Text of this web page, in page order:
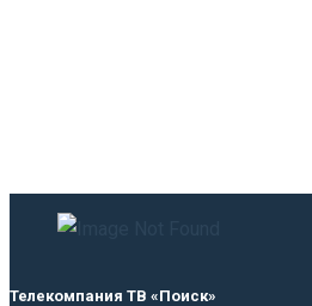
Телекомпания ТВ «Поиск»